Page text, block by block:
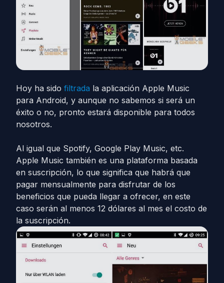
Hoy ha sido filtrada la aplicación Apple Music
para Android, y aunque no sabemos si será un
éxito o no, pronto estará disponible para todos
nosotros.
Al igual que Spotify, Google Play Music, etc.
Apple Music también es una plataforma basada
en suscripción, lo que significa que habrá que
pagar mensualmente para disfrutar de los
beneficios que pueda llegar a ofrecer, en este
caso serán al menos 12 dólares al mes el costo de
la suscripción.